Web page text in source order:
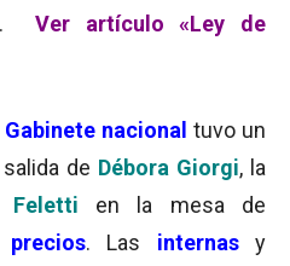
. Ver artículo «Ley de
Gabinete nacional tuvo un
de Débora Giorgi, la
Feletti
en la mesa de
. Las internasy